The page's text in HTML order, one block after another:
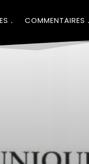
COMMENTAIRES